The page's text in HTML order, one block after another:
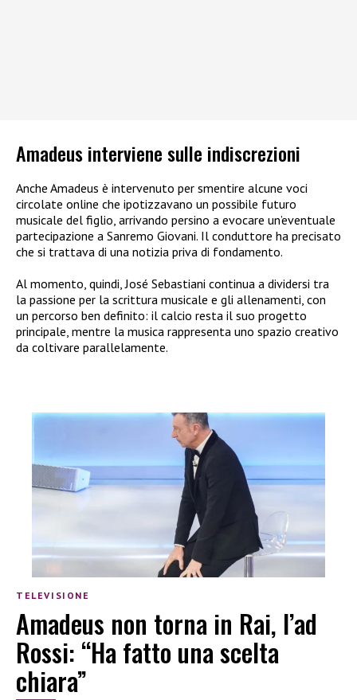
Amadeus interviene sulle indiscrezioni
Anche Amadeus è intervenuto per smentire alcune voci
circolate online che ipotizzavano un possibile futuro
musicale del figlio, arrivando persino a evocare un’eventuale
partecipazione a Sanremo Giovani. Il conduttore ha precisato
che si trattava di una notizia priva di fondamento.
Al momento, quindi, José Sebastiani continua a dividersi tra
la passione per la scrittura musicale e gli allenamenti, con
un percorso ben definito: il calcio resta il suo progetto
principale, mentre la musica rappresenta uno spazio creativo
da coltivare parallelamente.
TELEVISIONE
Amadeus non torna in Rai, l’ad
Rossi: “Ha fatto una scelta
chiara”